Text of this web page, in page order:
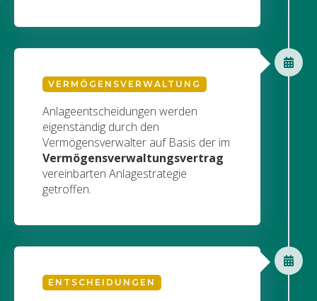
VERMÖGENSVERWALTUNG
Anlageentscheidungen werden
eigenständig durch den
Vermögensverwalter auf Basis der im
Vermögensverwaltungsvertrag
vereinbarten Anlagestrategie
getroffen.
ENTSCHEIDUNGEN